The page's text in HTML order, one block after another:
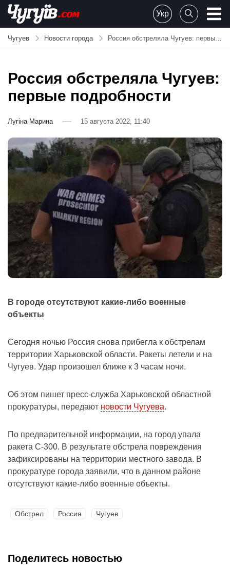
Skip
content
Chuguiv
Укр
Чугуев Новости города Россия обстреляла Чугуев: первые подробности
Россия обстреляла Чугуев:
первые подробности
Лугіна Марина 15 августа 2022, 11:40
В городе отсутствуют какие-либо военные
объекты
Сегодня ночью Россия снова прибегла к обстрелам
территории Харьковской области. Ракеты летели и на
Чугуев. Удар произошел ближе к 3 часам ночи.
Об этом пишет пресс-служба Харьковской областной
прокуратуры, передают новости Чугуева.
По предварительной информации, на город упала
ракета С-300. В результате обстрела повреждения
зафиксированы на территории местного завода. В
прокуратуре города заявили, что в данном районе
отсутствуют какие-либо военные объекты.
Обстрел Россия Чугуев
Поделитесь новостью